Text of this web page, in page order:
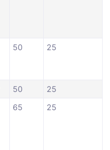
50 25
50
25
65 25